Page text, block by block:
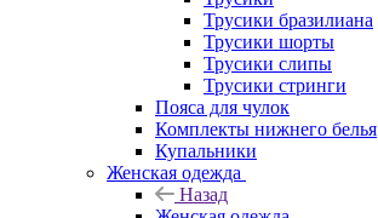
Трусики бразилиана
Трусики шорты
Трусики слипы
Трусики стринги
Пояса для чулок
Комплекты нижнего белья
Купальники
Женская одежда
Назад